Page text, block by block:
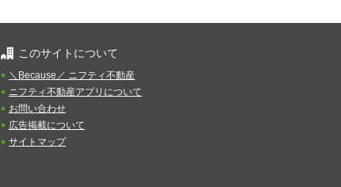
このサイトについて
＼Because／ ニフティ不動産
ニフティ不動産アプリについて
お問い合わせ
広告掲載について
サイトマップ